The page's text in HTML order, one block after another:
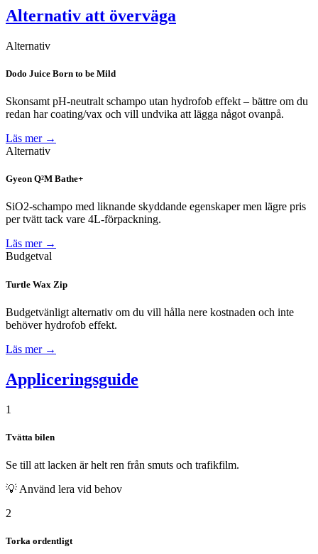
Alternativ att överväga
Alternativ
Dodo Juice Born to be Mild
Skonsamt pH-neutralt schampo utan hydrofob effekt – bättre om du
redan har coating/vax och vill undvika att lägga något ovanpå.
Läs mer →
Alternativ
Gyeon Q²M Bathe+
SiO2-schampo med liknande skyddande egenskaper men lägre pris
per tvätt tack vare 4L-förpackning.
Läs mer →
Budgetval
Turtle Wax Zip
Budgetvänligt alternativ om du vill hålla nere kostnaden och inte
behöver hydrofob effekt.
Läs mer →
Appliceringsguide
1
Tvätta bilen
Se till att lacken är helt ren från smuts och trafikfilm.
💡 Använd lera vid behov
2
Torka ordentligt